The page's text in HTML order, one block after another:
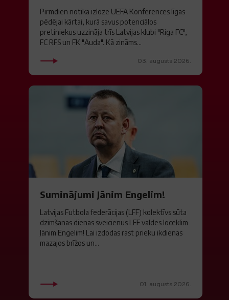
Pirmdien notika izloze UEFA Konferences līgas
pēdējai kārtai, kurā savus potenciālos
pretiniekus uzzināja trīs Latvijas klubi "Riga FC",
FC RFS un FK "Auda". Kā zināms...
03. augusts 2026.
Suminājumi Jānim Engelim!
Latvijas Futbola federācijas (LFF) kolektīvs sūta
dzimšanas dienas sveicienus LFF valdes loceklim
Jānim Engelim! Lai izdodas rast prieku ikdienas
mazajos brīžos un...
01. augusts 2026.